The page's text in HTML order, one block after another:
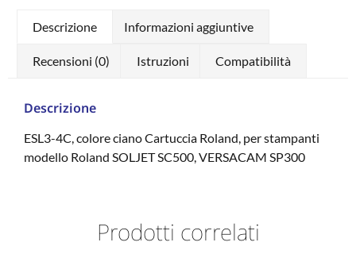
Descrizione Informazioni aggiuntive
Recensioni (0) Istruzioni Compatibilità
Descrizione
ESL3-4C, colore ciano Cartuccia Roland, per stampanti
modello Roland SOLJET SC500, VERSACAM SP300
Prodotti correlati